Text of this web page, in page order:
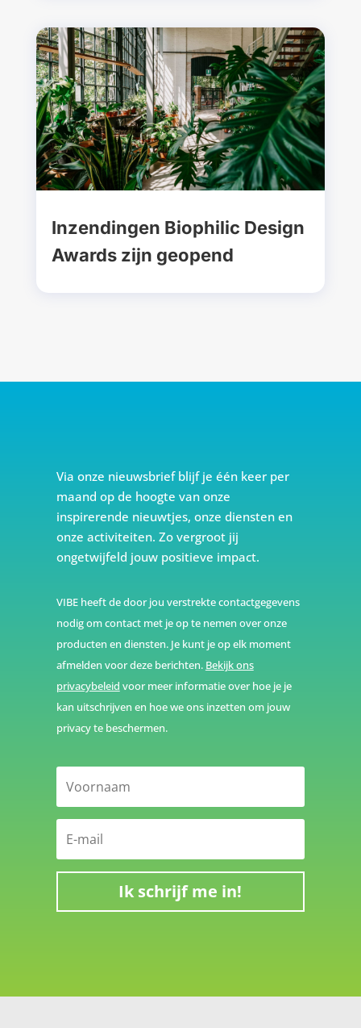
Inzendingen Biophilic Design
Awards zijn geopend
Via onze nieuwsbrief blijf je één keer per
maand op de hoogte van onze
inspirerende nieuwtjes, onze diensten en
onze activiteiten. Zo vergroot jij
ongetwijfeld jouw positieve impact.
VIBE heeft de door jou verstrekte contactgegevens
nodig om contact met je op te nemen over onze
producten en diensten. Je kunt je op elk moment
afmelden voor deze berichten. Bekijk ons
privacybeleid voor meer informatie over hoe je je
kan uitschrijven en hoe we ons inzetten om jouw
privacy te beschermen.
Ik schrijf me in!